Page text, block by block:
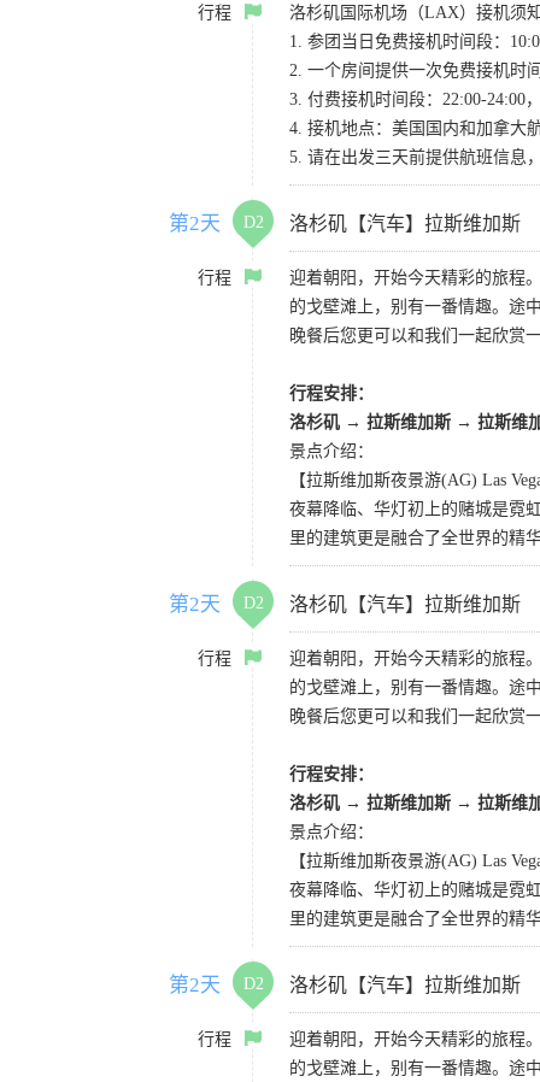
行程
洛杉矶国际机场（LAX）接机须
1. 参团当日免费接机时间段：
2. 一个房间提供一次免费接机时
3. 付费接机时间段：22:00-24:00
4. 接机地点：美国国内和加拿大
5. 请在出发三天前提供航班信息
第2天 D2 洛杉矶【汽车】拉斯维加斯
行程
迎着朝阳，开始今天精彩的旅程
的戈壁滩上，别有一番情趣。途
晚餐后您更可以和我们一起欣赏
行程安排：
洛杉矶 → 拉斯维加斯 → 拉斯维
景点介绍：
【拉斯维加斯夜景游(AG) Las
夜幕降临、华灯初上的赌城是霓
里的建筑更是融合了全世界的精
第2天 D2 洛杉矶【汽车】拉斯维加斯
行程
迎着朝阳，开始今天精彩的旅程
的戈壁滩上，别有一番情趣。途
晚餐后您更可以和我们一起欣赏
行程安排：
洛杉矶 → 拉斯维加斯 → 拉斯维
景点介绍：
【拉斯维加斯夜景游(AG) Las
夜幕降临、华灯初上的赌城是霓
里的建筑更是融合了全世界的精
第2天 D2 洛杉矶【汽车】拉斯维加斯
行程
迎着朝阳，开始今天精彩的旅程
的戈壁滩上，别有一番情趣。途